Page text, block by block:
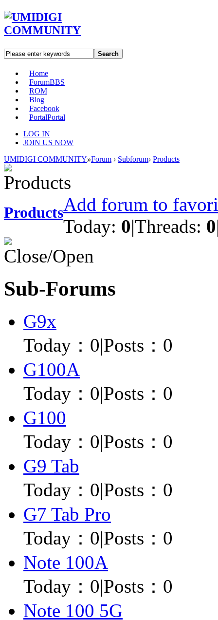
Search
Home
ForumBBS
ROM
Blog
Facebook
PortalPortal
LOG IN
JOIN US NOW
UMIDIGI COMMUNITY»Forum › Subforum› Products
ProductsAdd forum to
Today: 0|Threads: 0
Sub-Forums
G9x
Today： 0|Posts：0
G100A
Today： 0|Posts：0
G100
Today： 0|Posts：0
G9 Tab
Today： 0|Posts：0
G7 Tab Pro
Today： 0|Posts：0
Note 100A
Today： 0|Posts：0
Note 100 5G